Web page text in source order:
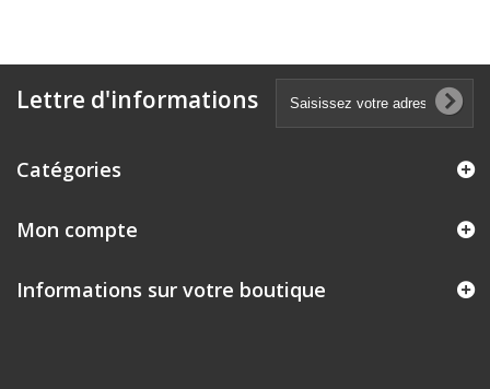
Lettre d'informations
Catégories
Mon compte
Informations sur votre boutique